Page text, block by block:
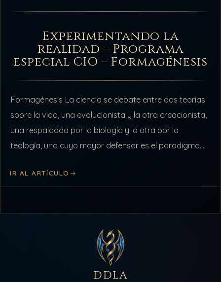
Experimentando la
realidad – Programa
especial CIO – Formagénesis
Formagénesis La ciencia se debate entre dos teorías
sobre la vida, una evolucionista y la otra creacionista,
una respaldada por la biología y la otra por la
teología, una cuyo mayor defensor es el paradigma
IR AL ARTÍCULO
DDLA